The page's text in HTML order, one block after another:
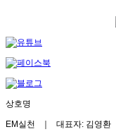
상호명
EM실천 ｜ 대표자: 김영환